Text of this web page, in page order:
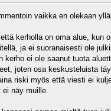
vaikka en olekaan
kerholla on oma alue, kun
ja ei suoranaisesti ole
kerho ei ole saanut tuota
joten osa keskusteluista
riski myös että viesti ei
näy muille.